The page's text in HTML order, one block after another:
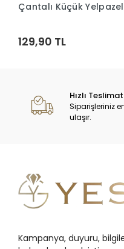
Sepete
Çantalı Küçük
129,90 TL
Hızlı Teslimat
Siparişleriniz
ulaşır.
Kampanya, duyuru,